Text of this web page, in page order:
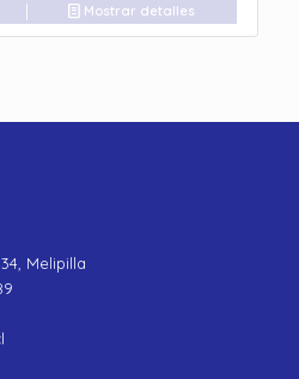
Mostrar detalles
Melipilla